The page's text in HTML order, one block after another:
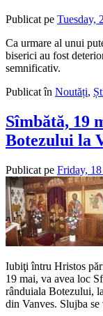
Publicat pe Tuesday,
Ca urmare al unui
biserici au fost
semnificativ.
Publicat în Noutăți,
Sîmbătă, 19
Botezului la
Publicat pe Friday,
Iubiţi întru Hristos
19 mai, va avea loc
rânduiala Botezului,
din Vanves. Slujba